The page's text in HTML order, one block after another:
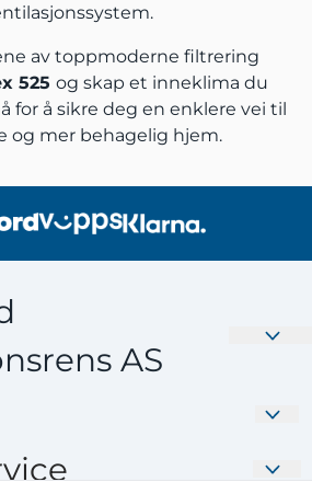
av toppmoderne filtrering
525 og skap et inneklima du
for å sikre deg en enklere vei til
og mer behagelig hjem.
AS
kvalitet. Oppgrader
av Interfil. Utforsk vårt brede
AS